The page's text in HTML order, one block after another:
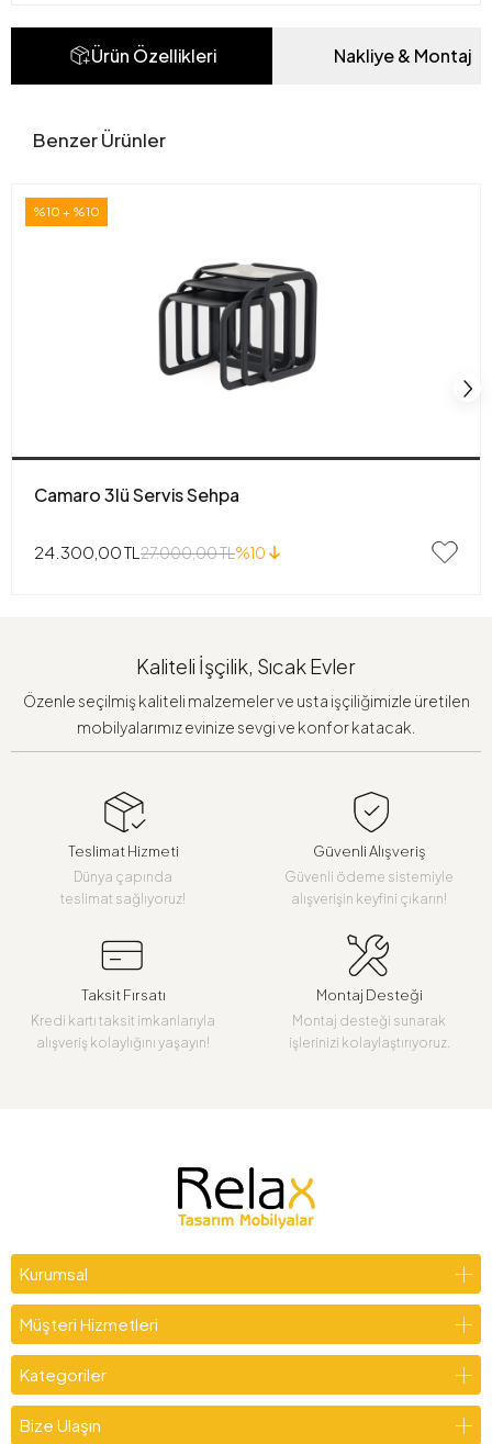
Ürün Özellikleri Nakliye & Montaj
Benzer Ürünler
%10 + %10
Camaro 3lü Servis Sehpa
24.300,00 TL 27.000,00 TL%10
Kaliteli İşçilik, Sıcak Evler
Özenle seçilmiş kaliteli malzemeler ve usta işçiliğimizle üretilen
mobilyalarımız evinize sevgi ve konfor katacak.
Teslimat Hizmeti
Dünya çapında
teslimat sağlıyoruz!
Güvenli Alışveriş
Güvenli ödeme sistemiyle
alışverişin keyfini çıkarın!
Taksit Fırsatı
Kredi kartı taksit imkanlarıyla
alışveriş kolaylığını yaşayın!
Montaj Desteği
Montaj desteği sunarak
işlerinizi kolaylaştırıyoruz.
Kurumsal
Müşteri Hizmetleri
Kategoriler
Bize Ulaşın